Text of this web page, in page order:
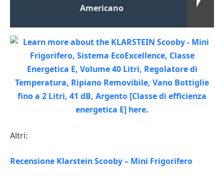
Americano
Altri:
Recensione Klarstein Scooby – Mini Frigorifero